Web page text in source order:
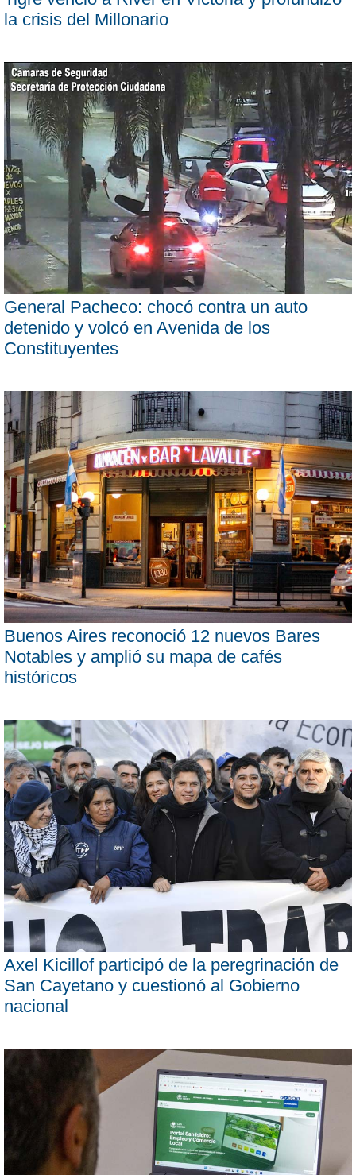
la crisis del Millonario
General Pacheco: chocó contra un auto
detenido y volcó en Avenida de los
Constituyentes
Buenos Aires reconoció 12 nuevos Bares
Notables y amplió su mapa de cafés
históricos
Axel Kicillof participó de la peregrinación de
San Cayetano y cuestionó al Gobierno
nacional